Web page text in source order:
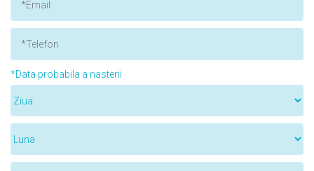
*Data probabila a nasterii